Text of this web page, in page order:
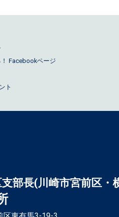
Facebookページ
ト
部長(川崎市宮前区・